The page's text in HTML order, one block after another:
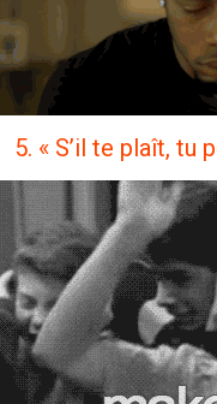
5. « S’il te plaît, tu